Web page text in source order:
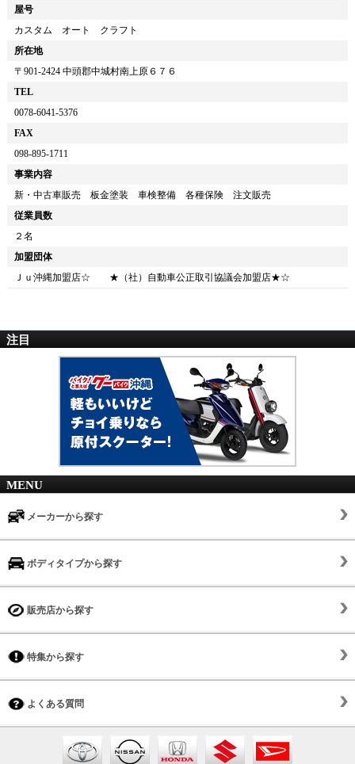
屋号
カスタム オート クラフト
所在地
〒 901-2424 中頭郡中城村南上原６７６
TEL
0078-6041-5376
FAX
098-895-1711
事業内容
新・中古車販売 板金塗装 車検整備 各種保険 注文販売
従業員数
２名
加盟団体
Ｊｕ沖縄加盟店☆ ★（社）自動車公正取引協議会加盟店★☆
注目
MENU
メーカーから探す
ボディタイプから探す
販売店から探す
特集から探す
よくある質問